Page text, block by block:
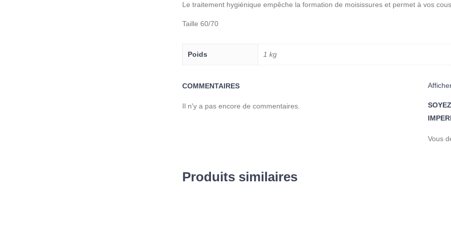
Le traitement hygiénique empêche la formation de moisissures et permet à vos
Taille 60/70
Poids 1 kg
COMMENTAIRES
Il n'y a pas encore de commentaires.
Vous
Produits similaires